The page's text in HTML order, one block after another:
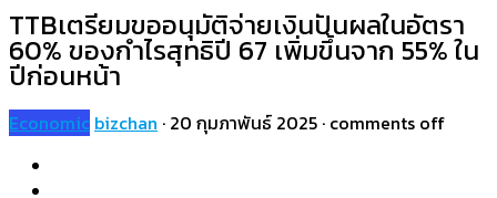
TTBเตรียมขออนุมัติจ่ายเงินปันผลในอัตรา
60% ของกำไรสุทธิปี 67 เพิ่มขึ้นจาก 55% ใน
ปีก่อนหน้า
Economic bizchan · 20 กุมภาพันธ์ 2025 · comments off